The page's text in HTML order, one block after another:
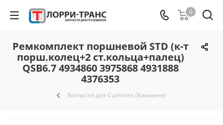
0
Ремкомплект поршневой STD (к-т
порш.колец+2 ст.кольца+палец)
QSB6.7 4934860 3975868 4931888
4376353
Запчасти для Cummins (Камминз)